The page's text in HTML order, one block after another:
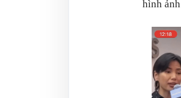
hình